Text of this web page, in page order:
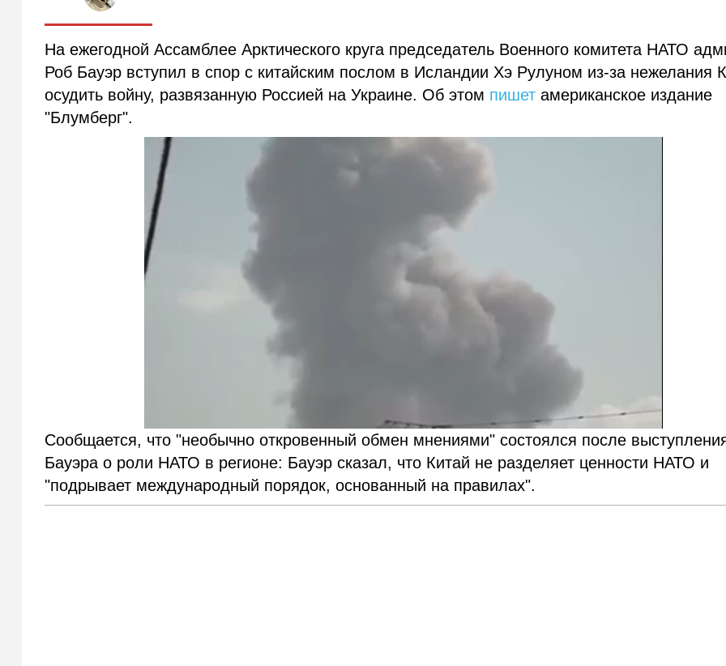
На ежегодной Ассамблее Арктического круга председатель Военного комитета НАТО
Роб Бауэр вступил в спор с китайским послом в Исландии Хэ Рулуном из-за нежелания
осудить войну, развязанную Россией на Украине. Об этом пишет американское издание
"Блумберг".
Сообщается, что "необычно откровенный обмен мнениями" состоялся после
Бауэра о роли НАТО в регионе: Бауэр сказал, что Китай не разделяет ценности НАТО и
"подрывает международный порядок, основанный на правилах".